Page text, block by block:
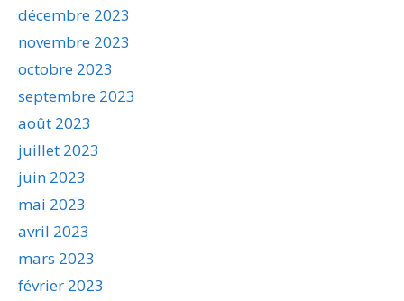
décembre 2023
novembre 2023
octobre 2023
septembre 2023
août 2023
juillet 2023
juin 2023
mai 2023
avril 2023
mars 2023
février 2023